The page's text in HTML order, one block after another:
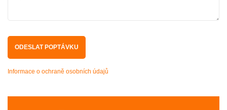
Informace o ochraně osobních údajů